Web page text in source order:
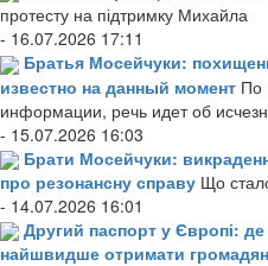
протесту на підтримку Михайла
- 16.07.2026 17:11
Братья Мосейчуки:
известно на данный момент По
информации, речь идет об
- 15.07.2026 16:03
Брати Мосейчуки:
про резонансну справу Що
- 14.07.2026 16:01
Другий паспорт у Європі:
найшвидше отримати